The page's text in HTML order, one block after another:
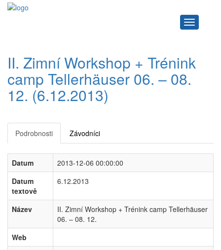
Navigace
II. Zimní Workshop + Trénink
camp Tellerhäuser 06. – 08.
12. (6.12.2013)
Podrobnosti Závodníci
Datum
2013-12-06 00:00:00
Datum
textově
6.12.2013
Název
II. Zimní Workshop + Trénink camp Tellerhäuser
06. – 08. 12.
Web